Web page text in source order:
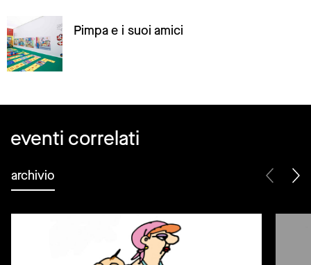
Pimpa e i suoi amici
eventi correlati
archivio